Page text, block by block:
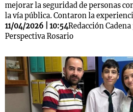
mejorar la seguridad de personas
la vía pública. Contaron la
11/04/2026 | 10:54Redacción Cadena
Perspectiva Rosario